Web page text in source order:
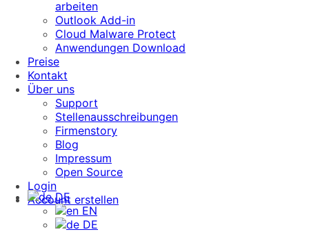
arbeiten
Outlook Add-in
Cloud Malware Protect
Anwendungen Download
Preise
Kontakt
Über uns
Support
Stellenausschreibungen
Firmenstory
Blog
Impressum
Open Source
Login
Account erstellen
DE
EN
DE